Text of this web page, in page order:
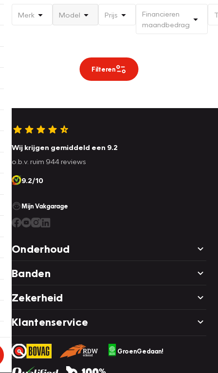
Merk Model Prijs
Financieren
maandbedrag
Filteren
Wij krijgen gemiddeld een 9.2
o.b.v. ruim 944 reviews
9.2/10
Mijn Vakgarage
Onderhoud
Banden
Zekerheid
Klantenservice
GroenGedaan!